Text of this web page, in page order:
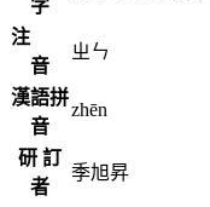
字
注
音
ㄓㄣ
漢語拼
音
zhēn
研 訂
者
季旭昇